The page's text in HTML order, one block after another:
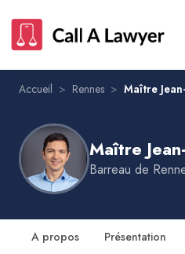
Accueil > Rennes > Maître
Maître
Barreau de
A propos Présentation